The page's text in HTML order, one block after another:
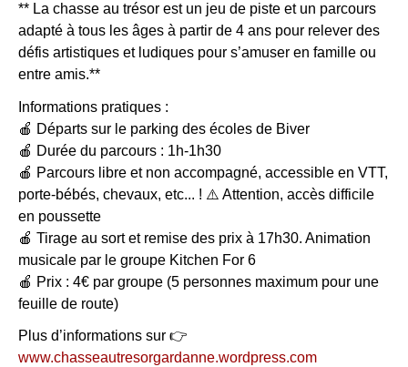
** La chasse au trésor est un jeu de piste et un parcours
adapté à tous les âges à partir de 4 ans pour relever des
défis artistiques et ludiques pour s’amuser en famille ou
entre amis.**
Informations pratiques :
🍎 Départs sur le parking des écoles de Biver
🍎 Durée du parcours : 1h-1h30
🍎 Parcours libre et non accompagné, accessible en VTT,
porte-bébés, chevaux, etc... ! ⚠️ Attention, accès difficile
en poussette
🍎 Tirage au sort et remise des prix à 17h30. Animation
musicale par le groupe Kitchen For 6
🍎 Prix : 4€ par groupe (5 personnes maximum pour une
feuille de route)
Plus d’informations sur 👉
www.chasseautresorgardanne.wordpress.com